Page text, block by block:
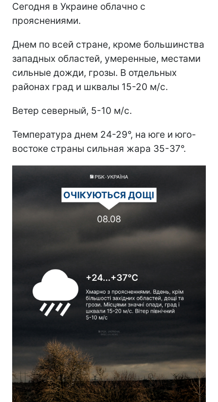
Сегодня в Украине облачно с
прояснениями.
Днем по всей стране, кроме большинства
западных областей, умеренные, местами
сильные дожди, грозы. В отдельных
районах град и шквалы 15-20 м/с.
Ветер северный, 5-10 м/с.
Температура днем 24-29°, на юге и юго-
востоке страны сильная жара 35-37°.